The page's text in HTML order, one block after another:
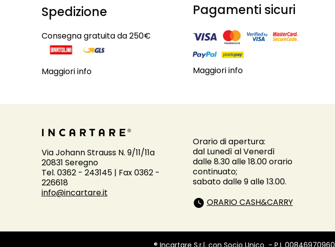
Spedizione
Consegna gratuita da 250€
Maggiori info
Pagamenti sicuri
Maggiori info
Via Johann Strauss N. 9/11/11a
20831 Seregno
Tel. 0362 - 243145 | Fax 0362 -
226618
info@incartare.it
Orario di apertura:
dal Lunedì al Venerdì
dalle 8.30 alle 18.00 orario
continuato;
sabato dalle 9 alle 13.00.
ORARIO CASH&CARRY
® Incartare S.r.l. con Socio Unico - P.I. 00846970960